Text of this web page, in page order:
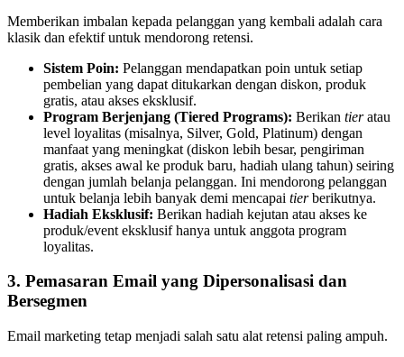
Memberikan imbalan kepada pelanggan yang kembali adalah cara
klasik dan efektif untuk mendorong retensi.
Sistem Poin: Pelanggan mendapatkan poin untuk setiap
pembelian yang dapat ditukarkan dengan diskon, produk
gratis, atau akses eksklusif.
Program Berjenjang (Tiered Programs): Berikan tieratau
level loyalitas (misalnya, Silver, Gold, Platinum) dengan
manfaat yang meningkat (diskon lebih besar, pengiriman
gratis, akses awal ke produk baru, hadiah ulang tahun) seiring
dengan jumlah belanja pelanggan. Ini mendorong pelanggan
untuk belanja lebih banyak demi mencapai tierberikutnya.
Hadiah Eksklusif: Berikan hadiah kejutan atau akses ke
produk/event eksklusif hanya untuk anggota program
loyalitas.
3. Pemasaran Email yang Dipersonalisasi dan
Bersegmen
Email marketing tetap menjadi salah satu alat retensi paling ampuh.